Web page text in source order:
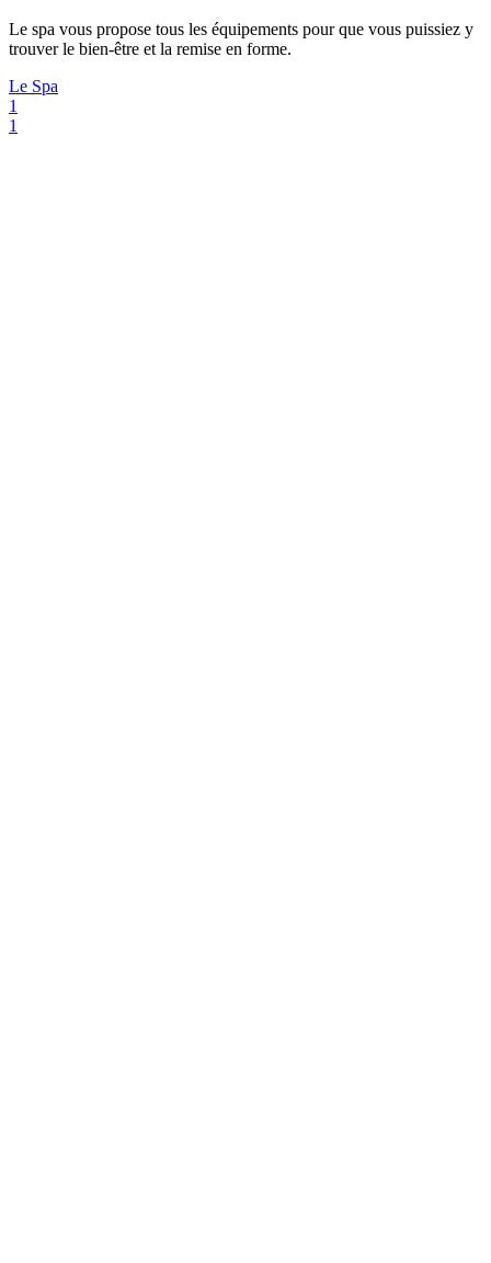
Le spa vous propose tous les équipements pour que vous puissiez y
trouver le bien-être et la remise en forme.
Le Spa
1
1